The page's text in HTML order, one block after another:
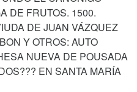
DE FRUTOS. 1500.
DE JUAN VÁZQUEZ
Y OTROS: AUTO
NUEVA DE POUSADA
EN SANTA MARÍA